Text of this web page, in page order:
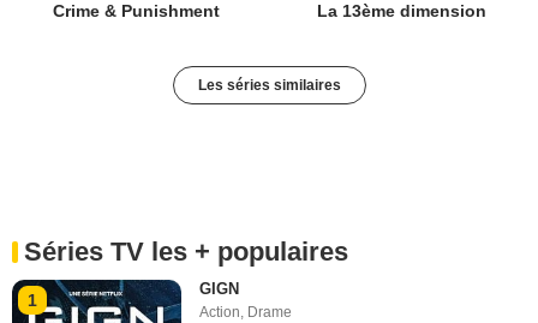
Crime & Punishment La 13ème dimension
Les séries similaires
Séries TV les + populaires
1
GIGN
Action, Drame